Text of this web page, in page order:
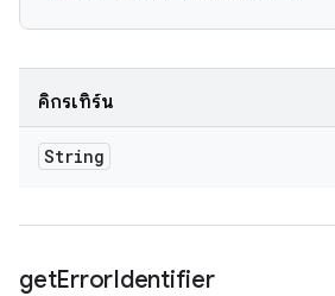
คิกรีเทิร์น
String
getErrorIdentifier